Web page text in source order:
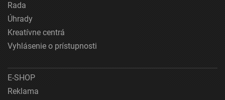
Rada
Úhrady
Kreatívne centrá
Vyhlásenie o prístupnosti
E-SHOP
Reklama